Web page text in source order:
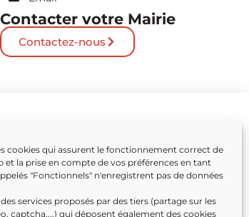
cookies qui assurent le fonctionnement correct de
et la prise en compte de vos préférences en tant
"Fonctionnels" n'enregistrent pas de données
services proposés par des tiers (partage sur les
captcha,...) qui déposent également des cookies
Contacter votre Mairie
Contactez-nous
Partenaires